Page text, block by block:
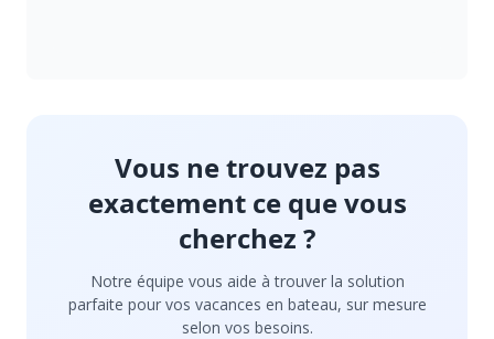
Vous ne trouvez pas
exactement ce que vous
cherchez ?
Notre équipe vous aide à trouver la solution
parfaite pour vos vacances en bateau, sur mesure
selon vos besoins.